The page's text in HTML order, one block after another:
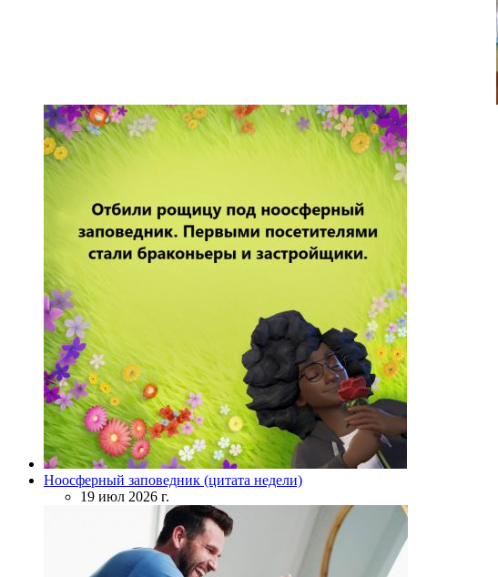
Ноосферный заповедник (цитата недели)
19 июл 2026 г.